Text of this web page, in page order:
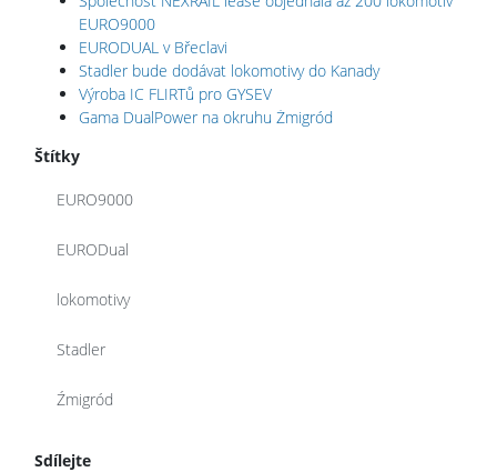
EURO9000
EURODUAL v Břeclavi
Stadler bude dodávat lokomotivy do Kanady
Výroba IC FLIRTů pro GYSEV
Gama DualPower na okruhu Żmigród
Štítky
EURO9000
EURODual
lokomotivy
Stadler
Źmigród
Sdílejte